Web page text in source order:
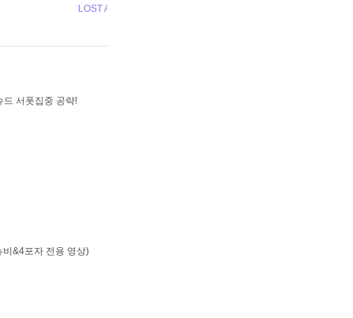
LOST ARK
드 서폿집중 공략!
비&4포자 전용 영상)